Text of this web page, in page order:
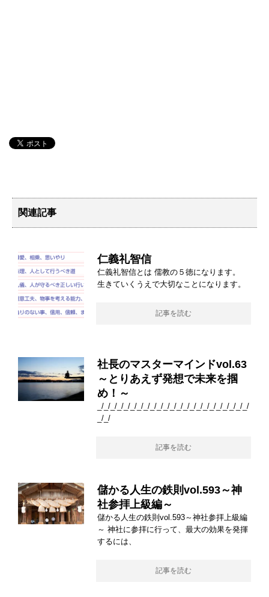
関連記事
仁義礼智信
仁義礼智信とは 儒教の５徳になります。
生きていくうえで大切なことになります。
記事を読む
社長のマスターマインドvol.63
～とりあえず発想で未来を掴
め！～
_/_/_/_/_/_/_/_/_/_/_/_/_/_/_/_/_/_/_/_/_/_/_/
_/_/
記事を読む
儲かる人生の鉄則vol.593～神
社参拝上級編～
儲かる人生の鉄則vol.593～神社参拝上級編
～ 神社に参拝に行って、最大の効果を発揮
するには、
記事を読む